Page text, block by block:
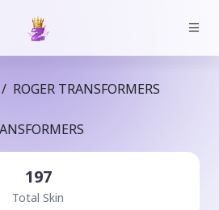
/ ROGER TRANSFORMERS
197
Total Skin